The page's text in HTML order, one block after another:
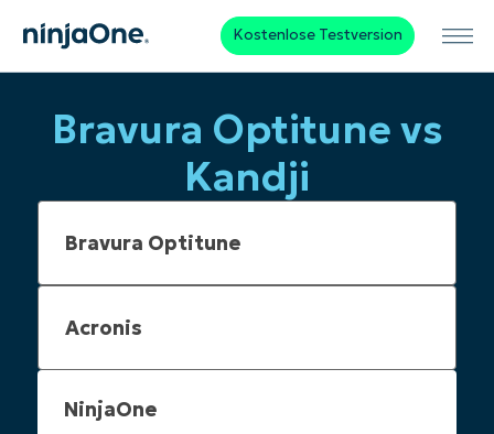
Kostenlose Testversion
Bravura Optitune vs
Kandji
NinjaOne